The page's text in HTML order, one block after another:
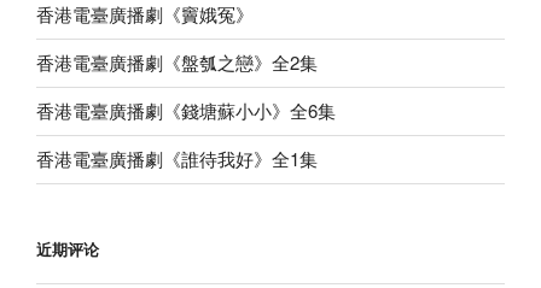
香港電臺廣播劇《竇娥冤》
香港電臺廣播劇《盤瓠之戀》全2集
香港電臺廣播劇《錢塘蘇小小》全6集
香港電臺廣播劇《誰待我好》全1集
近期评论